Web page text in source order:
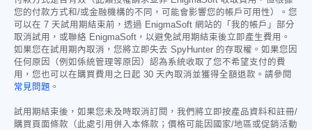
您的付款方式和/或金融機構的不同，可能會影響您的帳戶可用性）。您
可以在 7 天試用期結束前，透過 EnigmaSoft 網站的「我的帳戶」部分
取消試用，或聯絡 EnigmaSoft，以避免試用期結束後立即產生費用。
如果您在試用期內取消，您將立即失去 SpyHunter 的存取權。如果您因
任何原因（例如係統管理等原因）認為系統收取了您不希望支付的費
用，您也可以在購買費用之日起 30 天內取消並獲得全額退款。請參閱
常見問題 。
試用期結束後，如果您未及時取消訂閱，我們將立即按產品資料和註冊/
購買頁面條款（此處引用併入本條款；價格可能因國家/地區或促銷活動